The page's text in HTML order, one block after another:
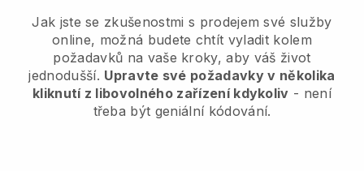
Jak jste se zkušenostmi s prodejem své služby
online, možná budete chtít vyladit kolem
požadavků na vaše kroky, aby váš život
jednodušší. Upravte své požadavky v několika
kliknutí z libovolného zařízení kdykoliv - není
třeba být geniální kódování.